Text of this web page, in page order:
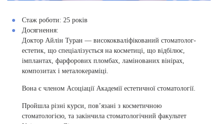
Стаж роботи: 25 років
Досягнення:
Доктор Айлін Туран — висококваліфікований стоматолог-
естетик, що спеціалізується на косметиці, що відбілює,
імплантах, фарфорових пломбах, ламінованих вінірах,
композитах і металокераміці.
Вона є членом Асоціації Академії естетичної стоматології.
Пройшла різні курси, пов’язані з косметичною
стоматологією, та закінчила стоматологічний факультет